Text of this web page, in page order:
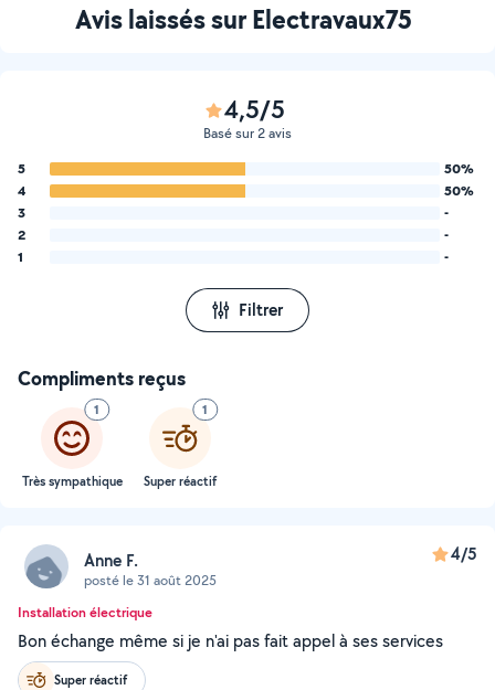
Avis laissés sur Electravaux75
4,5/5
Basé sur 2 avis
5
50%
4
50%
3
-
2
-
1
-
Filtrer
Compliments reçus
1
Très sympathique
1
Super réactif
Anne F.
posté le 31 août 2025
4/5
Installation électrique
Bon échange même si je n'ai pas fait appel à ses services
Super réactif